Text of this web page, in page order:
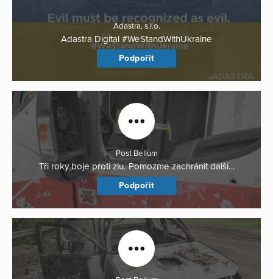
Adastra, s.r.o.
Adastra Digital #WeStandWithUkraine
Podpořit
Post Bellum
Tři roky boje proti zlu. Pomozme zachránit další…
Podpořit